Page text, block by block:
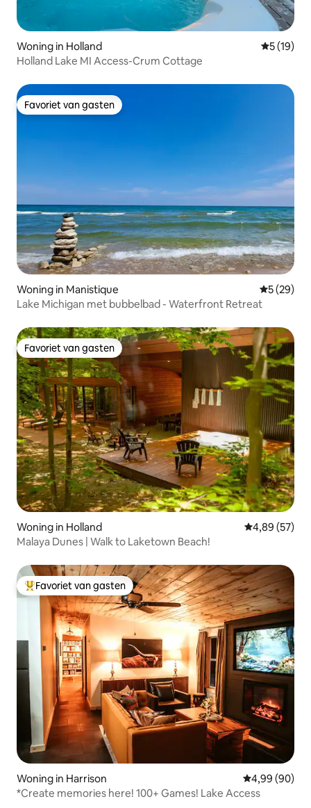
Woning in Holland
5 (19)
Holland Lake MI Access-Crum Cottage
Favoriet van gasten
Favoriet van gasten
Woning in Manistique
5 (29)
Lake Michigan met bubbelbad - Waterfront Retreat
Favoriet van gasten
Favoriet van gasten
Woning in Holland Gemiddelde
4,89 (57)
Malaya Dunes | Walk to Laketown Beach!
Topfavoriet van gasten
Favoriet van gasten
Woning in Harrison Gemiddelde
4,99 (90)
*Create memories here! 100+ Games! Lake Access